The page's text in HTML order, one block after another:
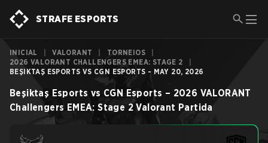
STRAFE ESPORTS
INICIAL VALORANT TORNEIOS
2026 VALORANT CHALLENGERS EMEA: STAGE 2
BEŞIKTAŞ ESPORTS VS CGN ESPORTS - MAY 20, 2026
Beşiktaş Esports vs CGN Esports – 2026 VALORANT
Challengers EMEA: Stage 2 Valorant Partida